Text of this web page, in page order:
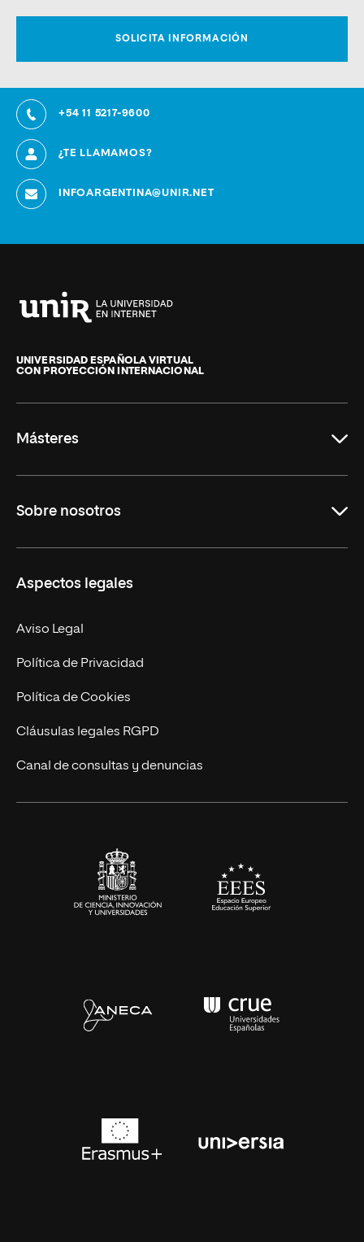
+54 11 5217-9600
¿TE LLAMAMOS?
INFOARGENTINA@UNIR.NET
de
La
UNIVERSIDAD ESPAÑOLA VIRTUAL
CON PROYECCIÓN INTERNACIONAL
Másteres
Derecho
Empresa
MBA
Marketing y Comunicación
Ingeniería
Diseño
Ciencias de la Salud
Sobre nosotros
Nuestro Equipo
Contacto
Aspectos legales
Aviso Legal
Política de Privacidad
Política de Cookies
Cláusulas legales RGPD
Canal de consultas y denuncias